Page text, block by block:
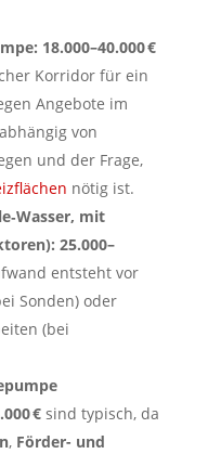
18.000–40.000 €
Korridor für ein
Angebote im
von
und der Frage,
nötig ist.
mit
25.000–
entsteht vor
Sonden) oder
(bei
€sind typisch, da
, Förder- und